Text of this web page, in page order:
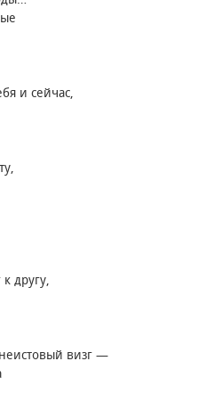
и сейчас,
другу,
визг —